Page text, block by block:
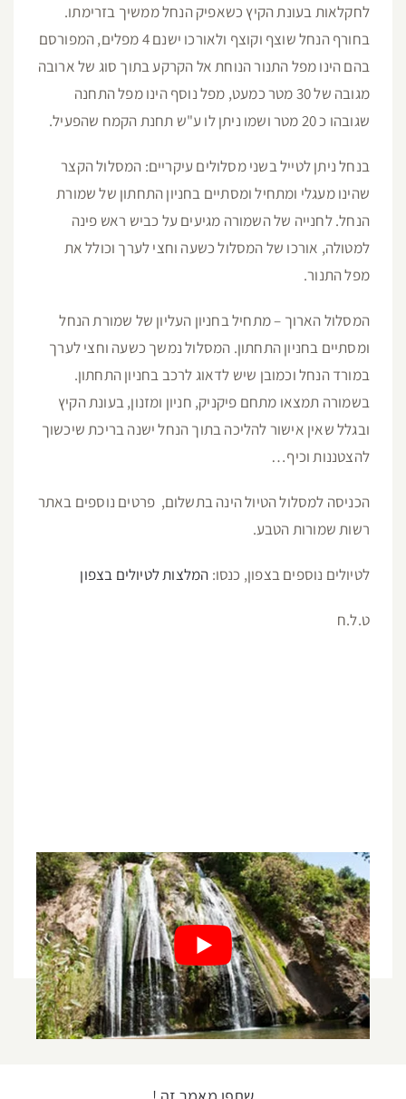
לחקלאות בעונת הקיץ כשאפיק הנחל ממשיך בזרימתו.
בחורף הנחל שוצף וקוצף ולאורכו ישנם 4 מפלים, המפורסם
בהם הינו מפל התנור הנוחת אל הקרקע בתוך סוג של ארובה
מגובה של 30 מטר כמעט, מפל נוסף הינו מפל התחנה
שגובהו כ 20 מטר ושמו ניתן לו ע"ש תחנת הקמח שהפעיל.
בנחל ניתן לטייל בשני מסלולים עיקריים: המסלול הקצר
שהינו מעגלי ומתחיל ומסתיים בחניון התחתון של שמורת
הנחל. לחנייה של השמורה מגיעים על כביש ראש פינה
למטולה, אורכו של המסלול כשעה וחצי לערך וכולל את
מפל התנור.
המסלול הארוך – מתחיל בחניון העליון של שמורת הנחל
ומסתיים בחניון התחתון. המסלול נמשך כשעה וחצי לערך
במורד הנחל וכמובן שיש לדאוג לרכב בחניון התחתון.
בשמורה תמצאו מתחם פיקניק, חניון ומזנון, בעונת הקיץ
ובגלל שאין אישור להליכה בתוך הנחל ישנה בריכת שיכשוך
להצטננות וכיף…
הכניסה למסלול הטיול הינה בתשלום, פרטים נוספים באתר
רשות שמורות הטבע.
לטיולים נוספים בצפון, כנסו: המלצות לטיולים בצפון
ט.ל.ח